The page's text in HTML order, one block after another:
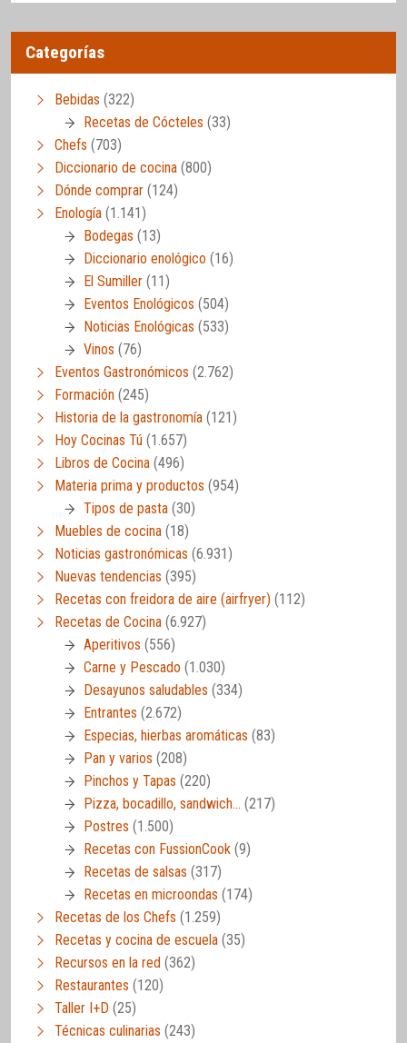
Categorías
Bebidas (322)
Recetas de Cócteles (33)
Chefs (703)
Diccionario de cocina (800)
Dónde comprar (124)
Enología (1.141)
Bodegas (13)
Diccionario enológico (16)
El Sumiller (11)
Eventos Enológicos (504)
Noticias Enológicas (533)
Vinos (76)
Eventos Gastronómicos (2.762)
Formación (245)
Historia de la gastronomía (121)
Hoy Cocinas Tú (1.657)
Libros de Cocina (496)
Materia prima y productos (954)
Tipos de pasta (30)
Muebles de cocina (18)
Noticias gastronómicas (6.931)
Nuevas tendencias (395)
Recetas con freidora de aire (airfryer) (112)
Recetas de Cocina (6.927)
Aperitivos (556)
Carne y Pescado (1.030)
Desayunos saludables (334)
Entrantes (2.672)
Especias, hierbas aromáticas (83)
Pan y varios (208)
Pinchos y Tapas (220)
Pizza, bocadillo, sandwich… (217)
Postres (1.500)
Recetas con FussionCook (9)
Recetas de salsas (317)
Recetas en microondas (174)
Recetas de los Chefs (1.259)
Recetas y cocina de escuela (35)
Recursos en la red (362)
Restaurantes (120)
Taller I+D (25)
Técnicas culinarias (243)